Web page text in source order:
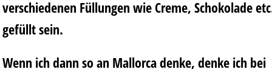
verschiedenen Füllungen wie Creme, Schokolade
gefüllt sein.
Wenn ich dann so an Mallorca denke, denke ich bei